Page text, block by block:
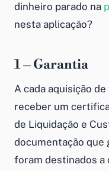
dinheiro parado na
nesta aplicação?
1 – Garantia
A cada aquisição
receber um
de Liquidação e
documentação que
foram destinados a